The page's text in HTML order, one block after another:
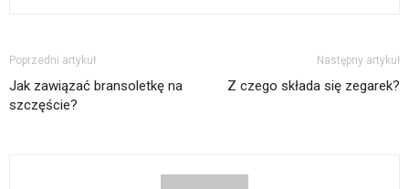
Poprzedni artykuł
Jak zawiązać bransoletkę na
szczęście?
Następny artykuł
Z czego składa się zegarek?